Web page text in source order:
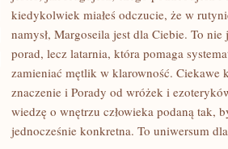
WRÓŻBY
FINANSOWE
BIZNESOWE
kiedykolwiek miałeś odczucie, że w
namysł, Margoseila jest dla Ciebie. To
porad, lecz latarnia, która pomaga
zamieniać mętlik w klarowność. Ciekawe
znaczenie i Porady od wróżek i
wiedzę o wnętrzu człowieka podaną tak,
jednocześnie konkretna. To uniwersum